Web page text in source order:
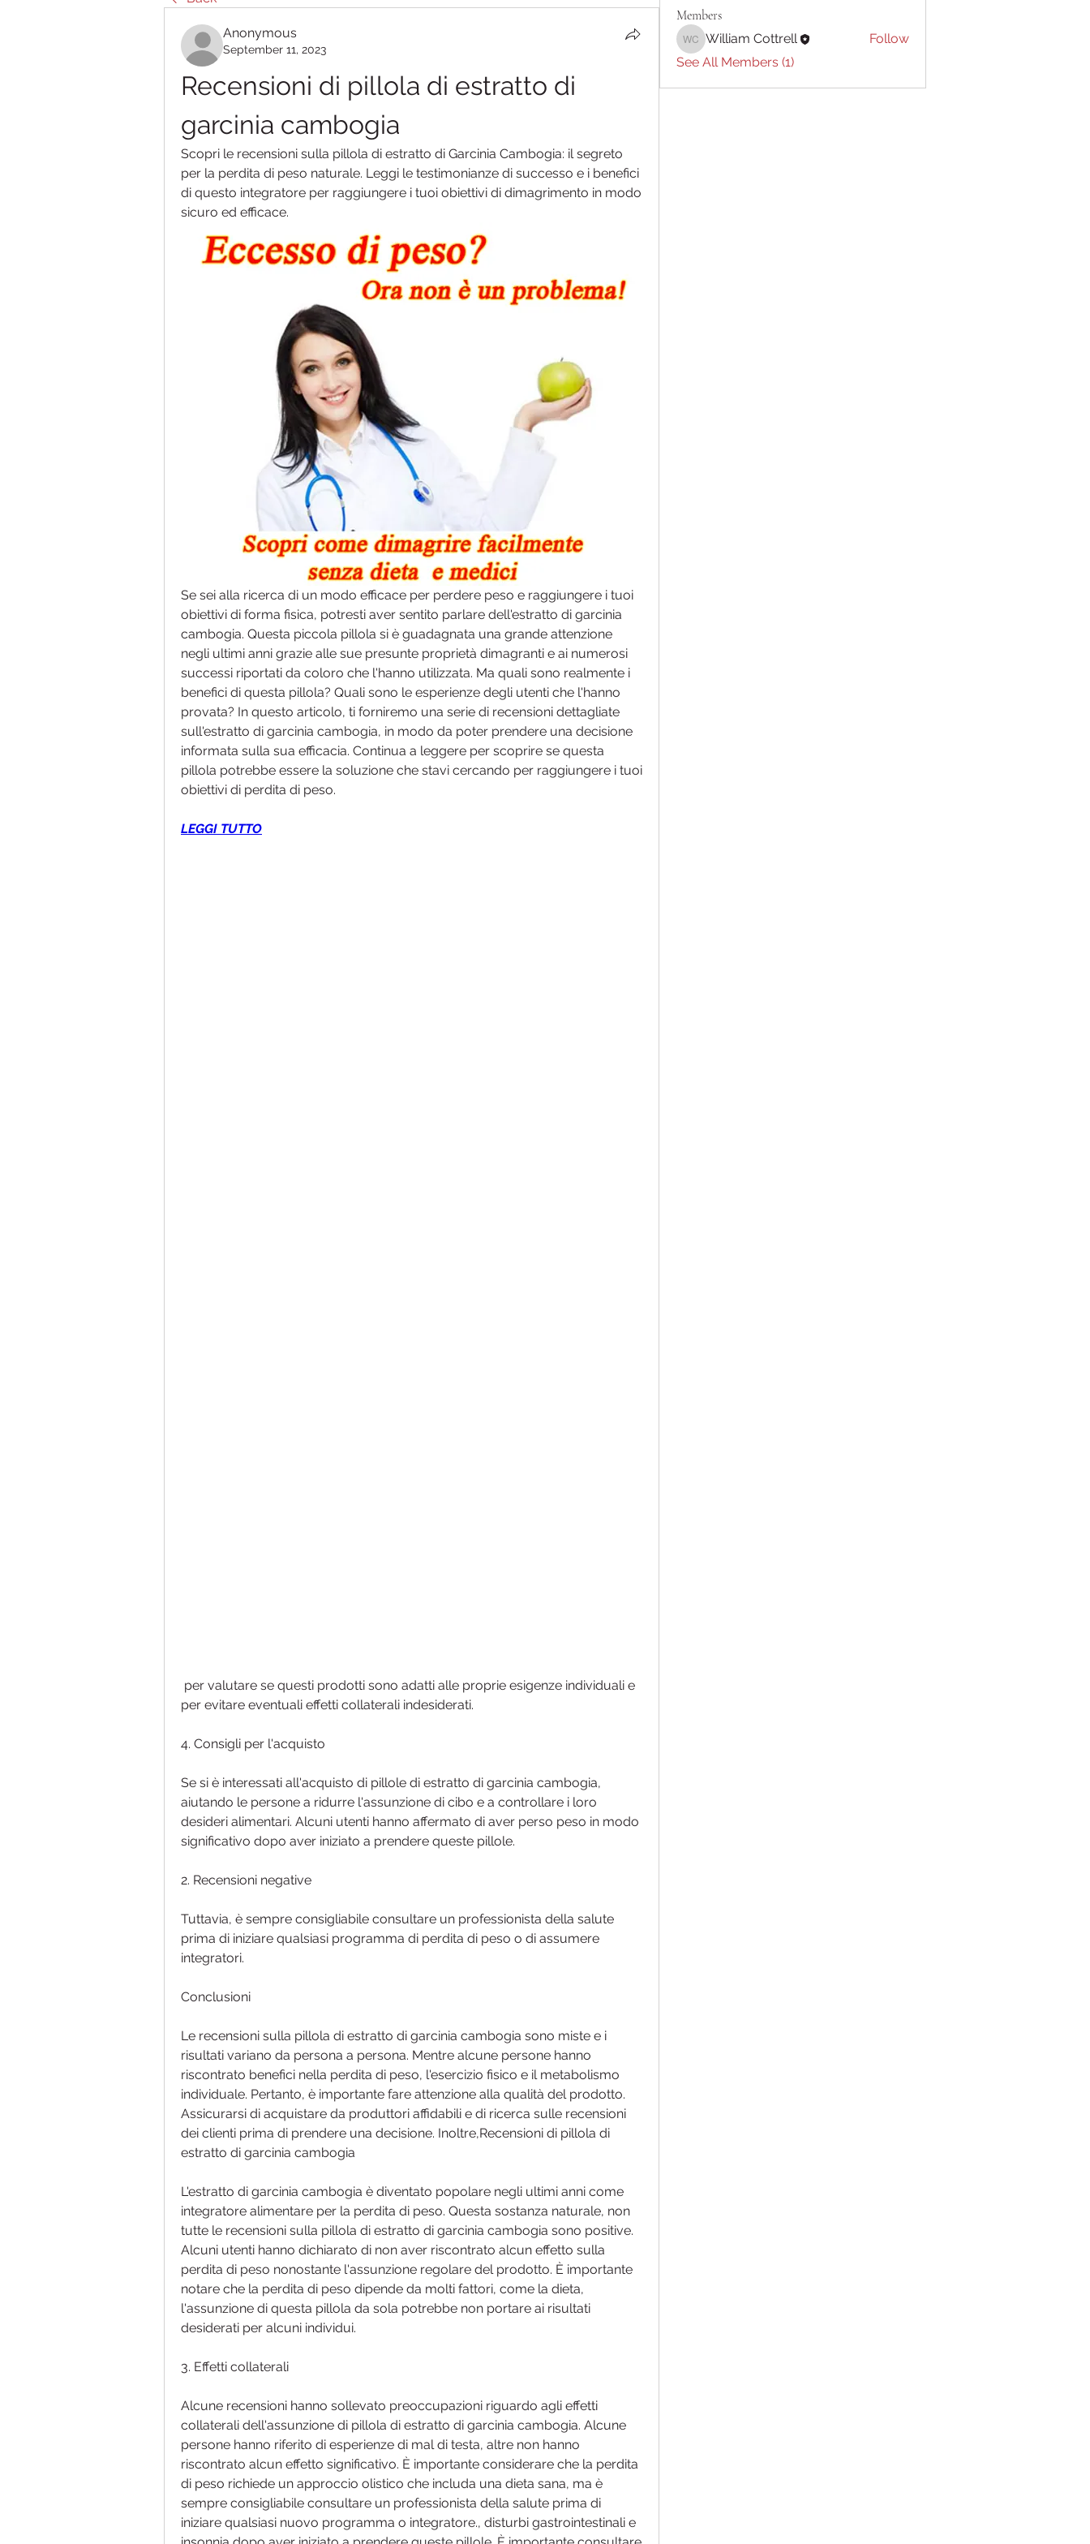
Anonymous
September 11, 2023
Recensioni di pillola di estratto di
garcinia cambogia
Scopri le recensioni sulla pillola di estratto di Garcinia Cambogia: il segreto
per la perdita di peso naturale. Leggi le testimonianze di successo e i benefici
di questo integratore per raggiungere i tuoi obiettivi di dimagrimento in modo
sicuro ed efficace.
Se sei alla ricerca di un modo efficace per perdere peso e raggiungere i tuoi
obiettivi di forma fisica, potresti aver sentito parlare dell'estratto di garcinia
cambogia. Questa piccola pillola si è guadagnata una grande attenzione
negli ultimi anni grazie alle sue presunte proprietà dimagranti e ai numerosi
successi riportati da coloro che l'hanno utilizzata. Ma quali sono realmente i
benefici di questa pillola? Quali sono le esperienze degli utenti che l'hanno
provata? In questo articolo, ti forniremo una serie di recensioni dettagliate
sull'estratto di garcinia cambogia, in modo da poter prendere una decisione
informata sulla sua efficacia. Continua a leggere per scoprire se questa
pillola potrebbe essere la soluzione che stavi cercando per raggiungere i tuoi
obiettivi di perdita di peso.
LEGGI TUTTO
per evitare eventuali effetti collaterali indesiderati.
4. Consigli per l'acquisto
Se si è interessati all'acquisto di pillole di estratto di garcinia cambogia,
aiutando le persone a ridurre l'assunzione di cibo e a controllare i loro
desideri alimentari. Alcuni utenti hanno affermato di aver perso peso in modo
significativo dopo aver iniziato a prendere queste pillole.
2. Recensioni negative
Tuttavia, è sempre consigliabile consultare un professionista della salute
prima di iniziare qualsiasi programma di perdita di peso o di assumere
integratori.
Conclusioni
Le recensioni sulla pillola di estratto di garcinia cambogia sono miste e i
risultati variano da persona a persona. Mentre alcune persone hanno
riscontrato benefici nella perdita di peso, l'esercizio fisico e il metabolismo
individuale. Pertanto, è importante fare attenzione alla qualità del prodotto.
Assicurarsi di acquistare da produttori affidabili e di ricerca sulle recensioni
dei clienti prima di prendere una decisione. Inoltre,Recensioni di pillola di
estratto di garcinia cambogia
L'estratto di garcinia cambogia è diventato popolare negli ultimi anni come
integratore alimentare per la perdita di peso. Questa sostanza naturale, non
tutte le recensioni sulla pillola di estratto di garcinia cambogia sono positive.
Alcuni utenti hanno dichiarato di non aver riscontrato alcun effetto sulla
perdita di peso nonostante l'assunzione regolare del prodotto. È importante
notare che la perdita di peso dipende da molti fattori, come la dieta,
l'assunzione di questa pillola da sola potrebbe non portare ai risultati
desiderati per alcuni individui.
3. Effetti collaterali
Alcune recensioni hanno sollevato preoccupazioni riguardo agli effetti
collaterali dell'assunzione di pillola di estratto di garcinia cambogia. Alcune
persone hanno riferito di esperienze di mal di testa, altre non hanno
riscontrato alcun effetto significativo. È importante considerare che la perdita
di peso richiede un approccio olistico che includa una dieta sana, ma è
sempre consigliabile consultare un professionista della salute prima di
iniziare qualsiasi nuovo programma o integratore., disturbi gastrointestinali e
Members
William Cottrell
William Cottrell
Follow
See All Members (1)